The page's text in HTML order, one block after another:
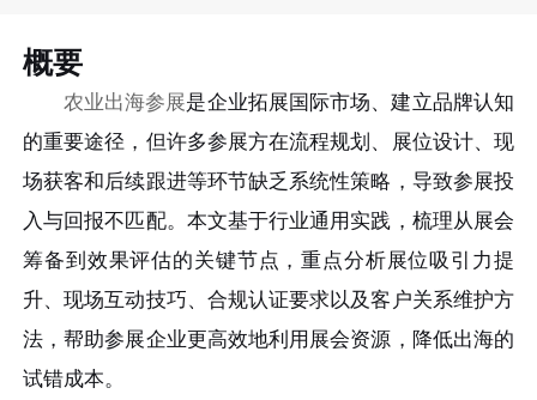
概要
农业出海参展是企业拓展国际市场、建立品牌认知
的重要途径，但许多参展方在流程规划、展位设计、现
场获客和后续跟进等环节缺乏系统性策略，导致参展投
入与回报不匹配。本文基于行业通用实践，梳理从展会
筹备到效果评估的关键节点，重点分析展位吸引力提
升、现场互动技巧、合规认证要求以及客户关系维护方
法，帮助参展企业更高效地利用展会资源，降低出海的
试错成本。